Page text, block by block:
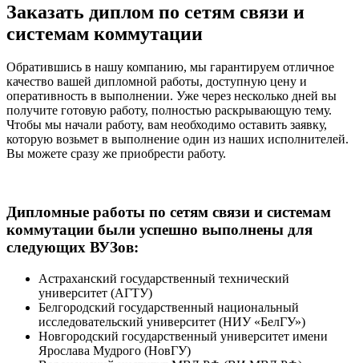
Заказать диплом по сетям связи и
системам коммутации
Обратившись в нашу компанию, мы гарантируем отличное
качество вашей дипломной работы, доступную цену и
оперативность в выполнении. Уже через несколько дней вы
получите готовую работу, полностью раскрывающую тему.
Чтобы мы начали работу, вам необходимо оставить заявку,
которую возьмет в выполнение один из наших исполнителей.
Вы можете сразу же приобрести работу.
Дипломные работы по сетям связи и системам
коммутации были успешно выполнены для
следующих ВУЗов:
Астраханский государственный технический
университет (АГТУ)
Белгородский государственный национальный
исследовательский университет (НИУ «БелГУ»)
Новгородский государственный университет имени
Ярослава Мудрого (НовГУ)